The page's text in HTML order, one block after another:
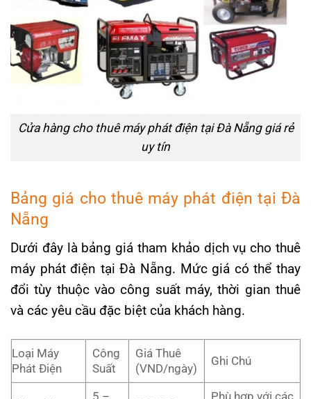
Cửa hàng cho thuê máy phát điện tại Đà Nẵng giá rẻ
uy tín
Bảng giá cho thuê máy phát điện tại Đà
Nẵng
Dưới đây là bảng giá tham khảo dịch vụ cho thuê
máy phát điện tại Đà Nẵng. Mức giá có thể thay
đổi tùy thuộc vào công suất máy, thời gian thuê
và các yêu cầu đặc biệt của khách hàng.
Loại Máy
Phát Điện
Công
Suất
Giá Thuê
(VND/ngày)
Ghi Chú